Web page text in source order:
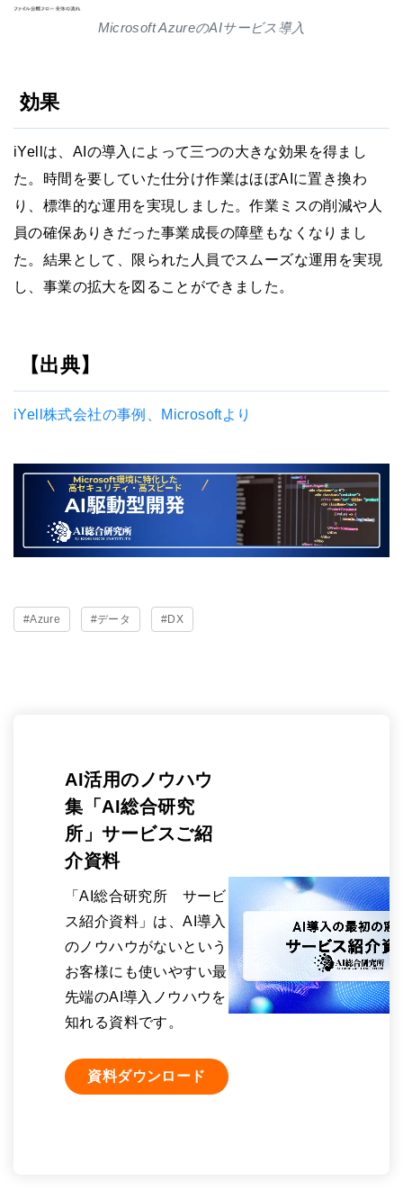
Microsoft AzureのAIサービス導入
効果
iYellは、AIの導入によって三つの大きな効果を得まし
た。時間を要していた仕分け作業はほぼAIに置き換わ
り、標準的な運用を実現しました。作業ミスの削減や人
員の確保ありきだった事業成長の障壁もなくなりまし
た。結果として、限られた人員でスムーズな運用を実現
し、事業の拡大を図ることができました。
【出典】
iYell株式会社の事例、Microsoftより
#Azure #データ #DX
AI活用のノウハウ
集「AI総合研究
所」サービスご紹
介資料
「AI総合研究所 サービ
ス紹介資料」は、AI導入
のノウハウがないという
お客様にも使いやすい最
先端のAI導入ノウハウを
知れる資料です。
資料ダウンロード